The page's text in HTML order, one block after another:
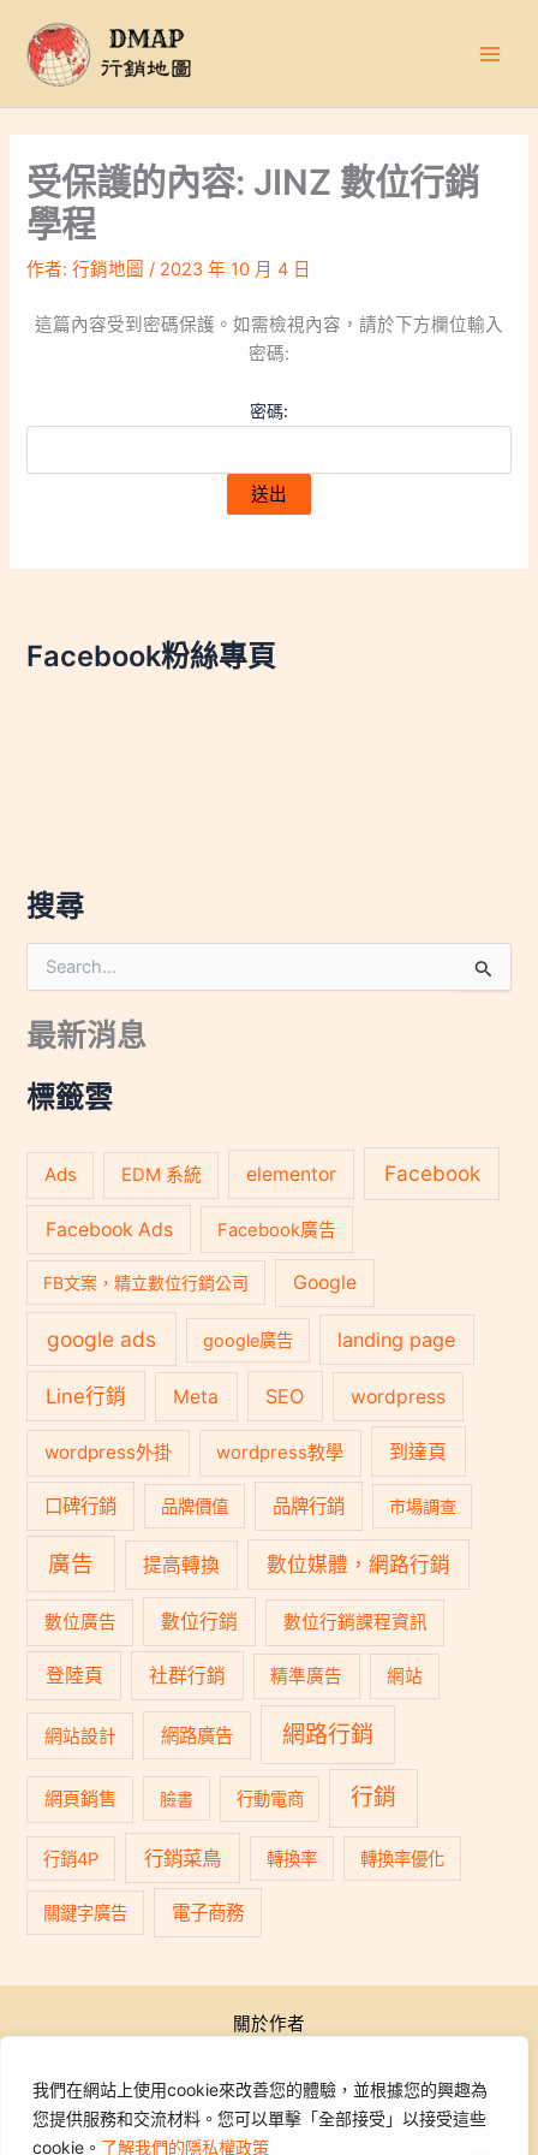
我們在網站上使用cookie來改善您的體驗，並根據您的興趣為
您提供服務和交流材料。您可以單擊「全部接受」以接受這些
cookie。 了解我們的隱私權政策
受保護的內容: JINZ 數位行銷
學程
作者:行銷地圖/ 2023 年 10 月 4 日
這篇內容受到密碼保護。如需檢視內容，請於下方欄位輸入
密碼:
密碼:
Facebook粉絲專頁
搜尋
尋
鍵
:
最新消息
標籤雲
Ads EDM 系統 elementor Facebook
Facebook Ads Facebook廣告
FB文案，精立數位行銷公司 Google
google ads google廣告 landing page
Line行銷 Meta SEO wordpress
wordpress外掛 wordpress教學 到達頁
口碑行銷 品牌價值 品牌行銷 市場調查
廣告 提高轉換 數位媒體，網路行銷
數位廣告 數位行銷 數位行銷課程資訊
登陸頁 社群行銷 精準廣告 網站
網站設計 網路廣告 網路行銷
網頁銷售 臉書 行動電商 行銷
行銷4P 行銷菜鳥 轉換率 轉換率優化
關鍵字廣告 電子商務
關於作者
行銷學院
課程報名
學員專區